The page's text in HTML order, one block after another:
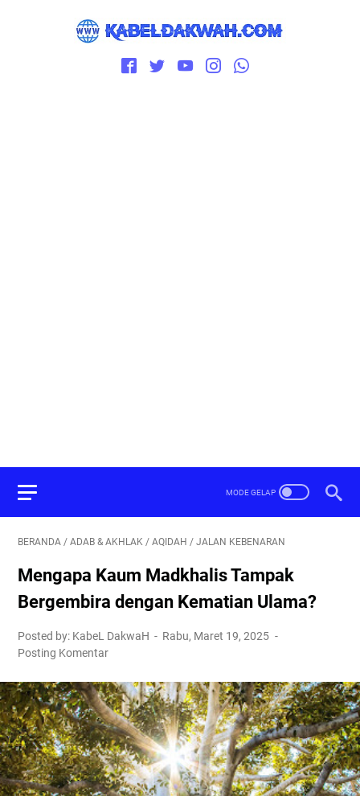
BERANDA / ADAB & AKHLAK / AQIDAH / JALAN KEBENARAN
Mengapa Kaum Madkhalis Tampak
Bergembira dengan Kematian Ulama?
Posted by: KabeL DakwaH
Rabu, Maret 19, 2025
Posting Komentar